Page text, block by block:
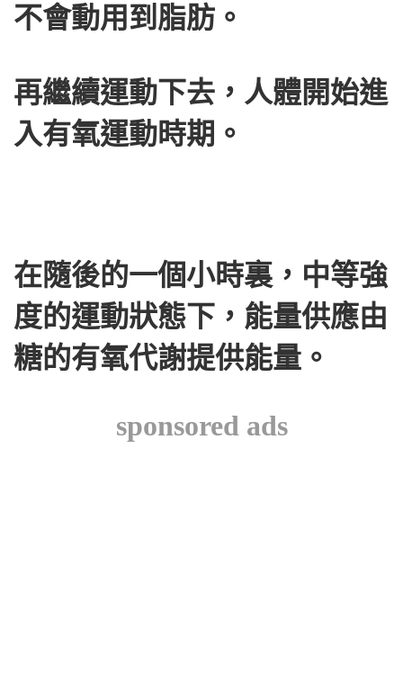
不會動用到脂肪。
再繼續運動下去，人體開始進
入有氧運動時期。
在隨後的一個小時裏，中等強
度的運動狀態下，能量供應由
糖的有氧代謝提供能量。
sponsored ads